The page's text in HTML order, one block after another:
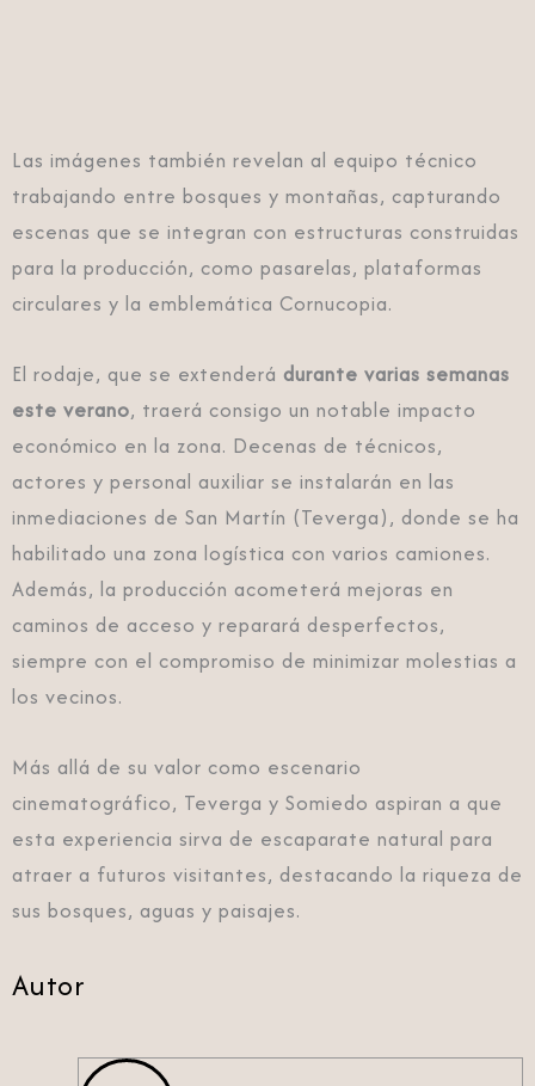
Las imágenes también revelan al equipo técnico
trabajando entre bosques y montañas, capturando
escenas que se integran con estructuras construidas
para la producción, como pasarelas, plataformas
circulares y la emblemática Cornucopia.
El rodaje, que se extenderá durante varias semanas
este verano, traerá consigo un notable impacto
económico en la zona. Decenas de técnicos,
actores y personal auxiliar se instalarán en las
inmediaciones de San Martín (Teverga), donde se ha
habilitado una zona logística con varios camiones.
Además, la producción acometerá mejoras en
caminos de acceso y reparará desperfectos,
siempre con el compromiso de minimizar molestias a
los vecinos.
Más allá de su valor como escenario
cinematográfico, Teverga y Somiedo aspiran a que
esta experiencia sirva de escaparate natural para
atraer a futuros visitantes, destacando la riqueza de
sus bosques, aguas y paisajes.
Autor